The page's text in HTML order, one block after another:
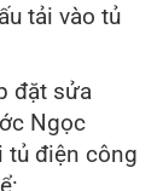
tải vào tủ
đặt sửa
Ngọc
tủ điện công